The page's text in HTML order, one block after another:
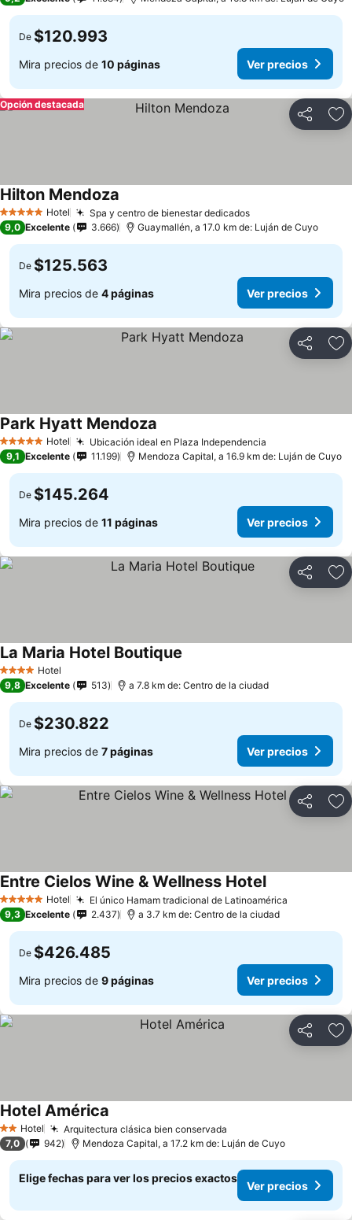
De $120.993
Mira precios de 10 páginas Ver precios
Compartir
Opción destacada
5 Estrellas Hotel Spa y centro de bienestar dedicados
Hilton Mendoza
9,0 Excelente 3.666 Guaymallén, a 17.0 km de: Luján de Cuyo
De $125.563
Mira precios de 4 páginas Ver precios
Compartir
5 Estrellas Hotel Ubicación ideal en Plaza Independencia
Park Hyatt Mendoza
9,1 Excelente 11.199 Mendoza Capital, a 16.9 km de: Luján de Cuyo
De $145.264
Mira precios de 11 páginas Ver precios
Compartir
4 EstrellasHotel
La Maria Hotel Boutique
9,8 Excelente 513 a 7.8 km de: Centro de la ciudad
De $230.822
Mira precios de 7 páginas Ver precios
Compartir
5 Estrellas Hotel El único Hamam tradicional de Latinoamérica
Entre Cielos Wine & Wellness Hotel
9,3 Excelente 2.437 a 3.7 km de: Centro de la ciudad
De $426.485
Mira precios de 9 páginas Ver precios
Compartir
2 Estrellas
Hotel Arquitectura clásica bien conservada
Hotel América
7,0 942 Mendoza Capital, a 17.2 km de: Luján de Cuyo
Elige fechas para ver los precios exactos
Ver precios